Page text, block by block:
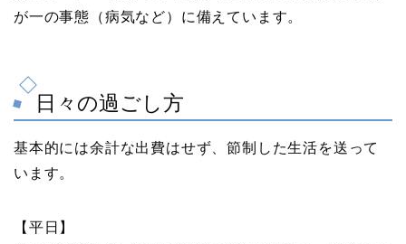
が一の事態（病気など）に備えています。
日々の過ごし方
基本的には余計な出費はせず、節制した生活を送って
います。
【平日】